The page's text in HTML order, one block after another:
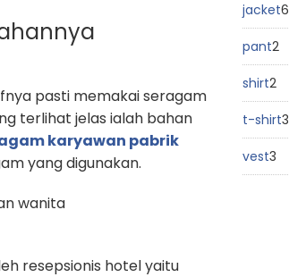
pasti memakai seragam
terlihat jelas ialah bahan
karyawan pabrik
yang digunakan.
wanita
resepsionis hotel yaitu
jacket6
pant2
shirt2
t-shirt3
vest3